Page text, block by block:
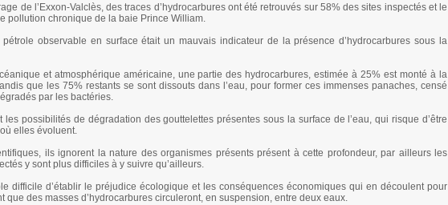
de l’Exxon-Valclès, des traces d’hydrocarbures ont été retrouvés sur 58% des sites inspectés et le
pollution chronique de la baie Prince William.
pétrole observable en surface était un mauvais indicateur de la présence d’hydrocarbures sous la
et atmosphérique américaine, une partie des hydrocarbures, estimée à 25% est monté à la
que les 75% restants se sont dissouts dans l’eau, pour former ces immenses panaches, censé
par les bactéries.
possibilités de dégradation des gouttelettes présentes sous la surface de l’eau, qui risque d’être
elles évoluent.
ils ignorent la nature des organismes présents présent à cette profondeur, par ailleurs les
y sont plus difficiles à y suivre qu’ailleurs.
difficile d’établir le préjudice écologique et les conséquences économiques qui en découlent pour
que des masses d’hydrocarbures circuleront, en suspension, entre deux eaux.